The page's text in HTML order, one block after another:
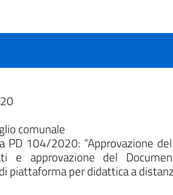
comunale
PD 104/2020: “Approvazione
approvazione del
piattaforma per didattica a